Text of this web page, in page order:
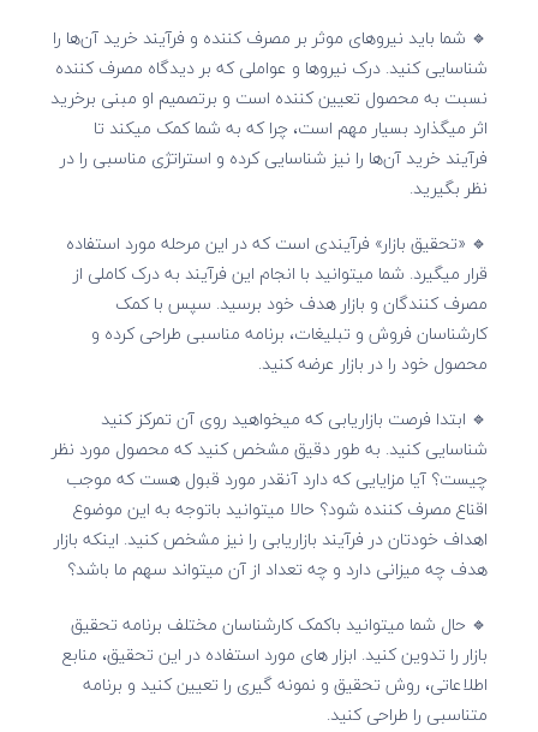
🔹 شما باید نیروهای موثر بر مصرف کننده و فرآیند خرید آن‌ها را
شناسایی کنید. درک نیروها و عواملی که بر دیدگاه مصرف کننده
نسبت به محصول تعیین کننده است و برتصمیم او مبنی برخرید
اثر میگذارد بسیار مهم است، چرا که به شما کمک میکند تا
فرآیند خرید آن‌ها را نیز شناسایی کرده و استراتژی مناسبی را در
نظر بگیرید.
🔹 «تحقیق بازار» فرآیندی است که در این مرحله مورد استفاده
قرار میگیرد. شما میتوانید با انجام این فرآیند به درک کاملی از
مصرف کنندگان و بازار هدف خود برسید. سپس با کمک
کارشناسان فروش و تبلیغات، برنامه مناسبی طراحی کرده و
محصول خود را در بازار عرضه کنید.
🔹 ابتدا فرصت بازاریابی که میخواهید روی آن تمرکز کنید
شناسایی کنید. به طور دقیق مشخص کنید که محصول مورد نظر
چیست؟ آیا مزایایی که دارد آنقدر مورد قبول هست که موجب
اقناع مصرف کننده شود؟ حالا میتوانید باتوجه به این موضوع
اهداف خودتان در فرآیند بازاریابی را نیز مشخص کنید. اینکه بازار
هدف چه میزانی دارد و چه تعداد از آن میتواند سهم ما باشد؟
🔹 حال شما میتوانید باکمک کارشناسان مختلف برنامه تحقیق
بازار را تدوین کنید. ابزار های مورد استفاده در این تحقیق، منابع
اطلاعاتی، روش تحقیق و نمونه گیری را تعیین کنید و برنامه
متناسبی را طراحی کنید.